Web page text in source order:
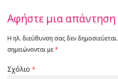
Αφήστε μια απάντηση
Η ηλ. διεύθυνση σας δεν δημοσιεύεται.
σημειώνονται με*
Σχόλιο *